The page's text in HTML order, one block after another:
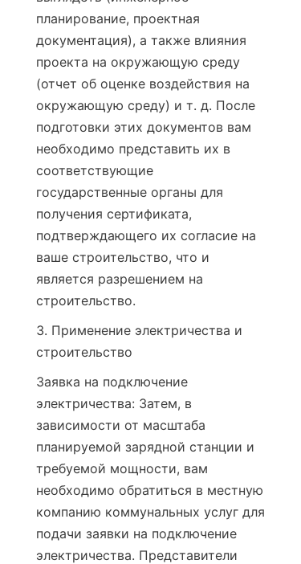
планирование, проектная
документация), а также влияния
проекта на окружающую среду
(отчет об оценке воздействия на
окружающую среду) и т. д. После
подготовки этих документов вам
необходимо представить их в
соответствующие
государственные органы для
получения сертификата,
подтверждающего их согласие на
ваше строительство, что и
является разрешением на
строительство.
3. Применение электричества и
строительство
Заявка на подключение
электричества: Затем, в
зависимости от масштаба
планируемой зарядной станции и
требуемой мощности, вам
необходимо обратиться в местную
компанию коммунальных услуг для
подачи заявки на подключение
электричества. Представители